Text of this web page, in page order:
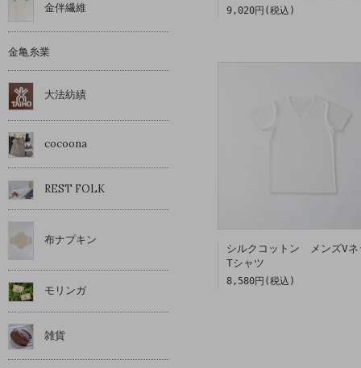
9,020円(税込)
シルクコットン メンズVネ
Tシャツ
8,580円(税込)
金伴繊維
金亀糸業
大法紡績
cocoona
REST FOLK
布ナプキン
モリンガ
雑貨